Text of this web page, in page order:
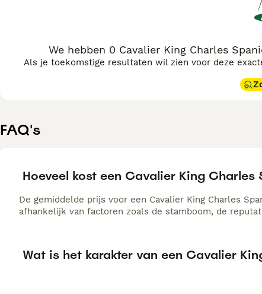
We hebben 0 Cavalier King Charles
Als je toekomstige resultaten wil zien voor deze
FAQ's
Hoeveel kost een Cavalier King Charles
De gemiddelde prijs voor een Cavalier King Charles
afhankelijk van factoren zoals de stamboom, de
Wat is het karakter van een Cavalier